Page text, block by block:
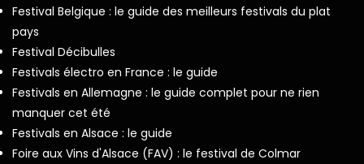
Festival Belgique : le guide des meilleurs festivals du plat
pays
Festival Décibulles
Festivals électro en France : le guide
Festivals en Allemagne : le guide complet pour ne rien
manquer cet été
Festivals en Alsace : le guide
Foire aux Vins d'Alsace (FAV) : le festival de Colmar